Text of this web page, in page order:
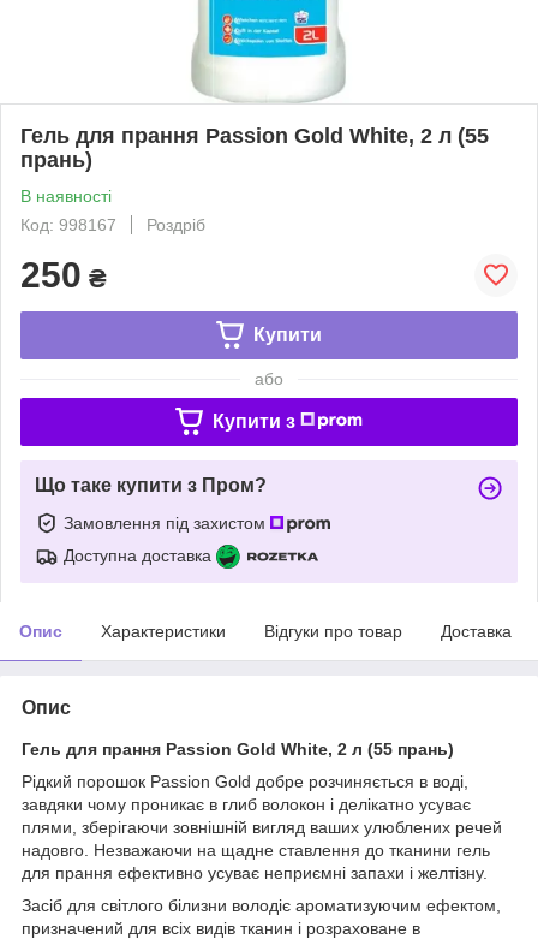
Гель для прання Passion Gold White, 2 л (55
прань)
В наявності
Код: 998167
Роздріб
250 ₴
Купити
або
Купити з
Що таке купити з Пром?
Замовлення під захистом
Доступна доставка
Опис Характеристики Відгуки про товар Доставка
Опис
Гель для прання Passion Gold White, 2 л (55 прань)
Рідкий порошок Passion Gold добре розчиняється в воді,
завдяки чому проникає в глиб волокон і делікатно усуває
плями, зберігаючи зовнішній вигляд ваших улюблених речей
надовго. Незважаючи на щадне ставлення до тканини гель
для прання ефективно усуває неприємні запахи і желтізну.
Засіб для світлого білизни володіє ароматизуючим ефектом,
призначений для всіх видів тканин і розраховане в